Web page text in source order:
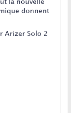
la nouvelle
donnent
Arizer Solo 2